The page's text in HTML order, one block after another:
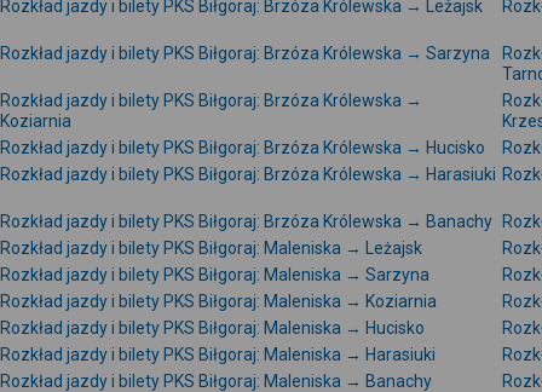
Rozkład jazdy i bilety PKS Biłgoraj: Brzóza Królewska → Leżajsk
Rozkład jazdy i bilety PKS Biłgoraj: Brzóza Królewska → Sarzyna
Rozkład jazdy i bilety PKS Biłgoraj: Brzóza Królewska →
Koziarnia
Rozkład jazdy i bilety PKS Biłgoraj: Brzóza Królewska → Hucisko
Rozkład jazdy i bilety PKS Biłgoraj: Brzóza Królewska → Harasiuki
Rozkład jazdy i bilety PKS Biłgoraj: Brzóza Królewska → Banachy
Rozkład jazdy i bilety PKS Biłgoraj: Maleniska → Leżajsk
Rozkład jazdy i bilety PKS Biłgoraj: Maleniska → Sarzyna
Rozkład jazdy i bilety PKS Biłgoraj: Maleniska → Koziarnia
Rozkład jazdy i bilety PKS Biłgoraj: Maleniska → Hucisko
Rozkład jazdy i bilety PKS Biłgoraj: Maleniska → Harasiuki
Rozkład jazdy i bilety PKS Biłgoraj: Maleniska → Banachy